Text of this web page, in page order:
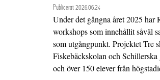
Publicerat 2026.06.24
Under det gångna året 2025
workshops som innehållit såväl
som utgångpunkt. Projektet Tre
Fiskebäckskolan och
och över 150 elever från